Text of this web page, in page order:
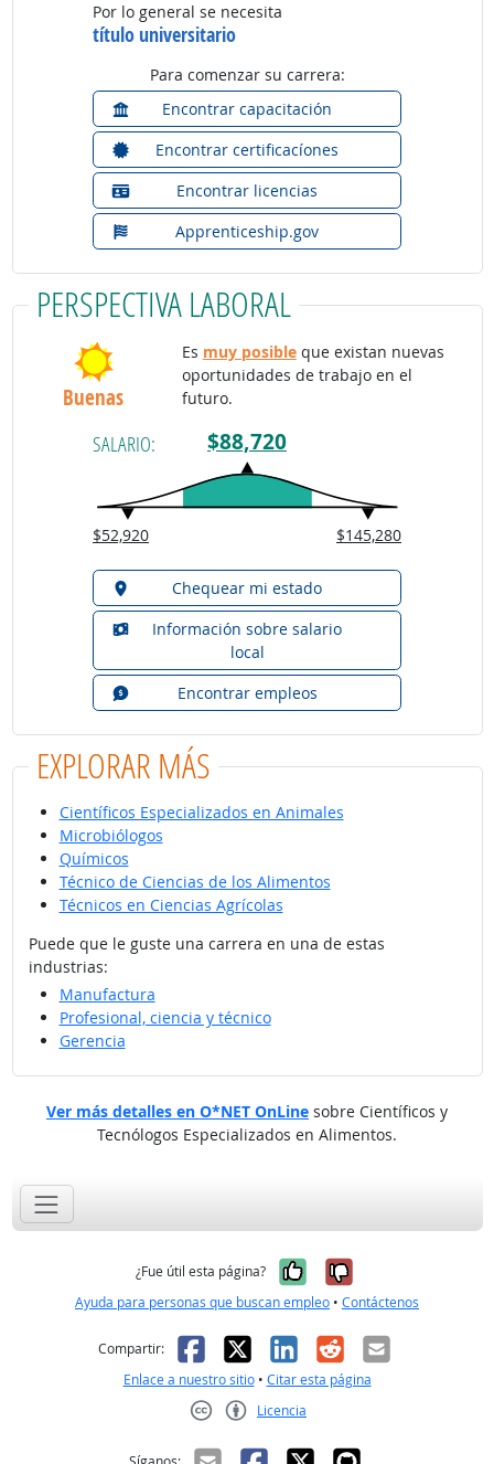
Por lo general se necesita
título universitario
Para comenzar su carrera:
Encontrar capacitación
Encontrar certificacíones
Encontrar licencias
Apprenticeship.gov
PERSPECTIVA LABORAL
Buenas
Es muy posibleque existan nuevas
oportunidades de trabajo en el
futuro.
SALARIO: $88,720
$52,920 $145,280
Chequear mi estado
Información sobre salario
local
Encontrar empleos
EXPLORAR MÁS
Científicos Especializados en Animales
Microbiólogos
Químicos
Técnico de Ciencias de los Alimentos
Técnicos en Ciencias Agrícolas
Puede que le guste una carrera en una de estas
industrias:
Manufactura
Profesional, ciencia y técnico
Gerencia
Ver más detalles en O*NET OnLine sobre Científicos y
Tecnólogos Especializados en Alimentos.
¿Fue útil esta página? Sí, fue útil
No, no fue
Ayuda para personas que buscan empleo • Contáctenos
Compartir: Facebook
X LinkedIn
RedditCorreo
Enlace a nuestro sitio• Citar esta página
Licencia